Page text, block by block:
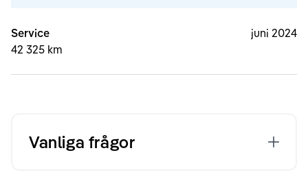
Service
42 325 km
juni 2024
Vanliga frågor